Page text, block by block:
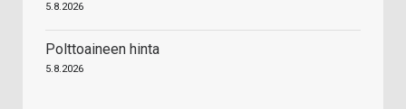
5.8.2026
Polttoaineen hinta
5.8.2026